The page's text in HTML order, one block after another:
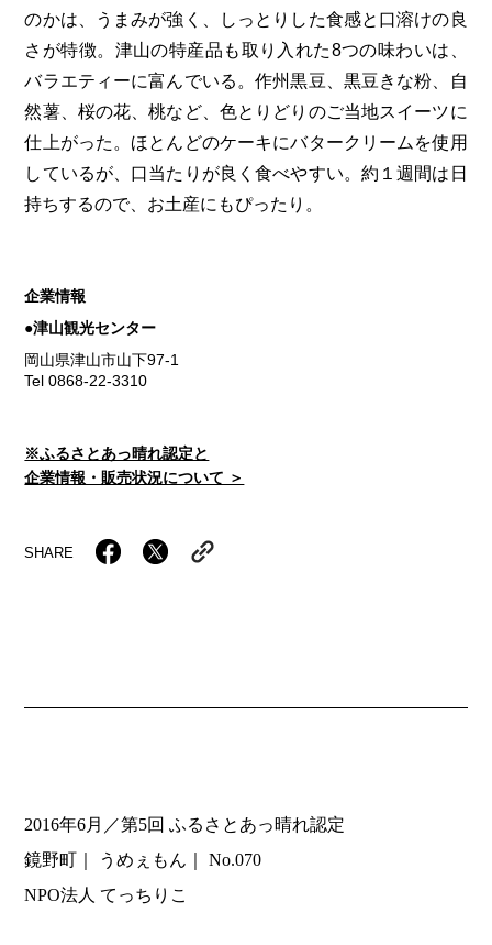
のかは、うまみが強く、しっとりした食感と口溶けの良
さが特徴。津山の特産品も取り入れた8つの味わいは、
バラエティーに富んでいる。作州黒豆、黒豆きな粉、自
然薯、桜の花、桃など、色とりどりのご当地スイーツに
仕上がった。ほとんどのケーキにバタークリームを使用
しているが、口当たりが良く食べやすい。約１週間は日
持ちするので、お土産にもぴったり。
企業情報
●津山観光センター
岡山県津山市山下97-1
Tel 0868-22-3310
※ふるさとあっ晴れ認定と
企業情報・販売状況について ＞
SHARE
2016年6月／第5回 ふるさとあっ晴れ認定
鏡野町
うめぇもん
No.070
NPO法人 てっちりこ